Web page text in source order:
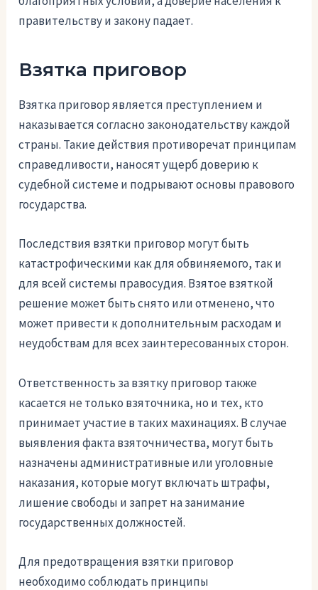
правительству и закону падает.
Взятка приговор
Взятка приговор является преступлением и
наказывается согласно законодательству каждой
страны. Такие действия противоречат принципам
справедливости, наносят ущерб доверию к
судебной системе и подрывают основы правового
государства.
Последствия взятки приговор могут быть
катастрофическими как для обвиняемого, так и
для всей системы правосудия. Взятое взяткой
решение может быть снято или отменено, что
может привести к дополнительным расходам и
неудобствам для всех заинтересованных сторон.
Ответственность за взятку приговор также
касается не только взяточника, но и тех, кто
принимает участие в таких махинациях. В случае
выявления факта взяточничества, могут быть
назначены административные или уголовные
наказания, которые могут включать штрафы,
лишение свободы и запрет на занимание
государственных должностей.
Для предотвращения взятки приговор
необходимо соблюдать принципы